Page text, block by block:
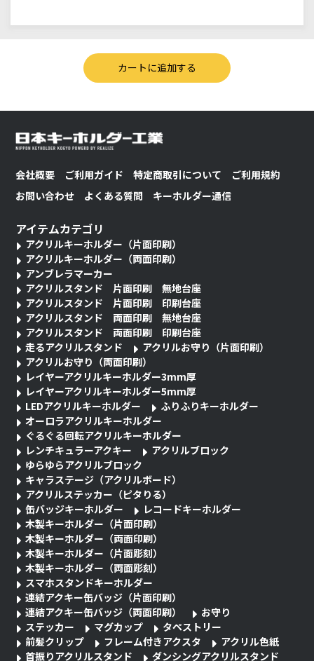
会社概要 ご利用ガイド 特定商取引について
ご利用規約
お問い合わせ
よくある質問 キーホルダー通信
アイテムカテゴリ
アクリルキーホルダー（片面印刷）
アクリルキーホルダー（両面印刷）
アンブレラマーカー
アクリルスタンド 片面印刷 無地台座
アクリルスタンド 片面印刷 印刷台座
アクリルスタンド 両面印刷 無地台座
アクリルスタンド 両面印刷 印刷台座
走るアクリルスタンド
アクリルお守り（片面印刷）
アクリルお守り（両面印刷）
レイヤーアクリルキーホルダー3mm厚
レイヤーアクリルキーホルダー5mm厚
LEDアクリルキーホルダー
ふりふりキーホルダー
オーロラアクリルキーホルダー
ぐるぐる回転アクリルキーホルダー
レンチキュラーアクキー
アクリルブロック
ゆらゆらアクリルブロック
キャラステージ（アクリルボード）
アクリルステッカー（ピタりる）
缶バッジキーホルダー
レコードキーホルダー
木製キーホルダー（片面印刷）
木製キーホルダー（両面印刷）
木製キーホルダー（片面彫刻）
木製キーホルダー（両面彫刻）
スマホスタンドキーホルダー
連結アクキー缶バッジ（片面印刷）
連結アクキー缶バッジ（両面印刷）
お守り
ステッカー
マグカップ
タペストリー
前髪クリップ
フレーム付きアクスタ
アクリル色紙
首振りアクリルスタンド
ダンシングアクリルスタンド